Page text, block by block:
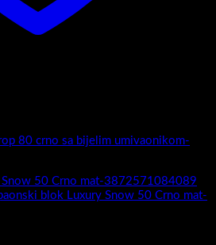
80 crno sa bijelim umivaonikom-